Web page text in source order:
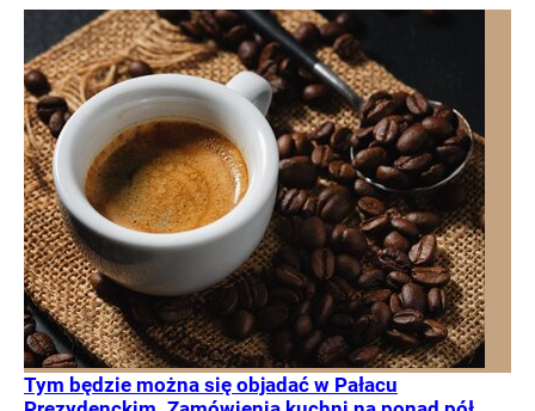
Tym będzie można się objadać w Pałacu